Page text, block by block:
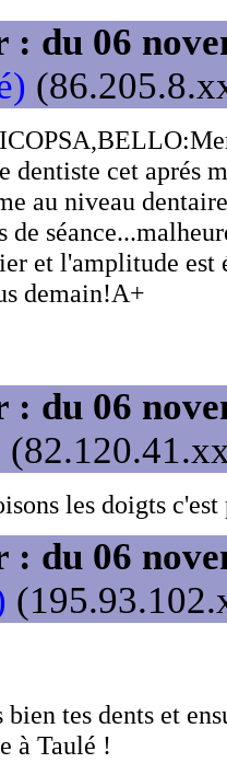
: du 06
dentiste cet aprés
au niveau
de
et l'amplitude est
demain!A+
: du 06
les doigts c'est
: du 06
tes dents et
à Taulé !